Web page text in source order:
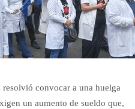
convocar a una huelga
un aumento de sueldo que,